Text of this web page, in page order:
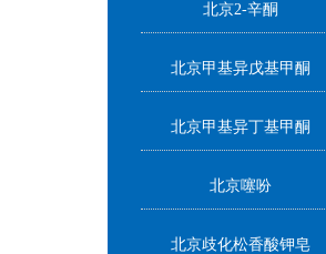
北京2-辛酮
北京甲基异戊基甲酮
北京甲基异丁基甲酮
北京噻吩
北京歧化松香酸钾皂